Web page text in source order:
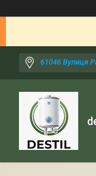
61046 Вулиця